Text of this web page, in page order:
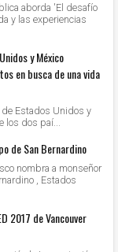
aborda 'El desafío
y las experiencias
y México
en busca de una vida
Estados Unidos y
dos paí...
de San Bernardino
nombra a monseñor
, Estados
2017 de Vancouver